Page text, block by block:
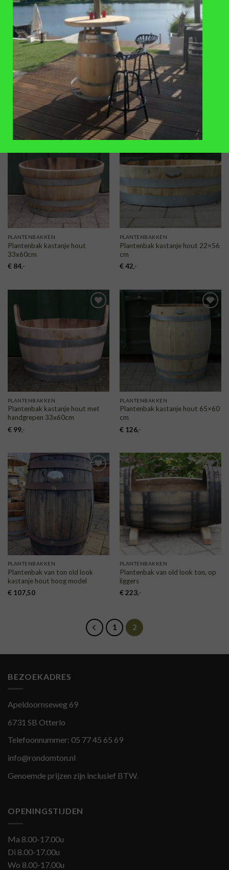
VERLANGLIJST
PLANTENBAKKEN
Plantenbak kastanje hout
32x51cm
69 ,-
VERLANGLIJST
PLANTENBAKKEN
Plantenbak kastanje hout met
handgrepen 32x51cm
€
84,-
TOEVOEGEN
VERLANGLIJST
PLANTENBAKKEN
Plantenbak kastanje hout
33x60cm
€84,-
TOEVOEGEN
AAN
PLANTENBAKKEN
Plantenbak kastanje hout 22×56
cm
€42,-
PLANTENBAKKEN
Plantenbak kastanje hout met
handgrepen 33x60cm
€99,-
TOEVOEGEN
PLANTENBAKKEN
Plantenbak kastanje hout 65×60
cm
€126,-
TOEVOEGEN
AAN
PLANTENBAKKEN
Plantenbak van ton old look
kastanje hout hoog model
€107,50
TOEVOEGEN
PLANTENBAKKEN
Plantenbak van old look ton, op
liggers
€223,-
1 2
BEZOEKADRES
Apeldoornseweg 69
6731 SB Otterlo
Telefoonnummer: 05 77 45 65 69
info@rondomton.nl
Genoemde prijzen zijn inclusief BTW.
OPENINGSTIJDEN
Ma 8.00-17.00u
Di 8.00-17.00u
Wo 8.00-17.00u